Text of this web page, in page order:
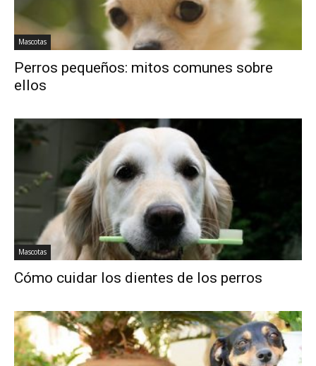
Mascotas
Perros pequeños: mitos comunes sobre
ellos
Mascotas
Cómo cuidar los dientes de los perros